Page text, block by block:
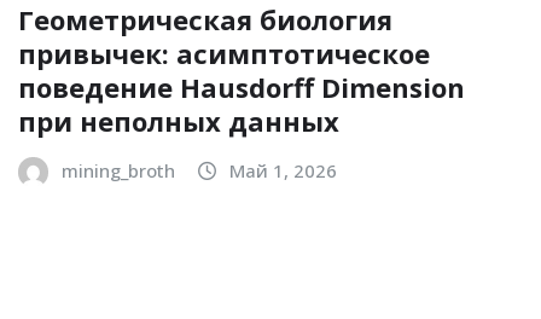
Геометрическая биология
привычек: асимптотическое
поведение Hausdorff Dimension
при неполных данных
mining_broth Май 1, 2026